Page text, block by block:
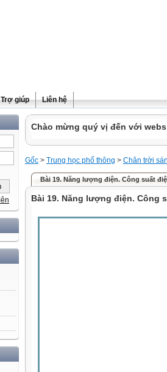
Trợ giúp Liên hệ
Chào mừng quý vị đến với
Gốc > Trung học phổ thông > Chân trời
Bài 19. Năng lượng điện. Công suất
Bài 19. Năng lượng điện. Công